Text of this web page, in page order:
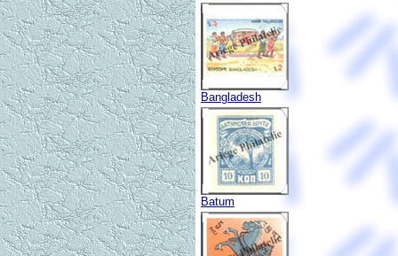
Bangladesh
Batum